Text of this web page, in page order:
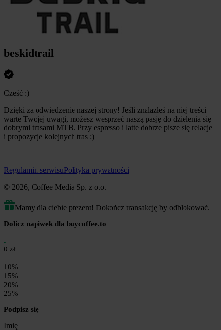
beskidtrail
Cześć :)
Dzięki za odwiedzenie naszej strony! Jeśli znalazłeś na niej treści
warte Twojej uwagi, możesz wesprzeć naszą pasję do dzielenia się
dobrymi trasami MTB. Przy espresso i latte dobrze pisze się relacje
i propozycje kolejnych tras :)
Regulamin serwisuPolityka prywatności
© 2026, Coffee Media Sp. z o.o.
Mamy dla ciebie prezent! Dokończ transakcję by odblokować.
Dolicz napiwek dla buycoffee.to
0 zł
10%
15%
20%
25%
Podpisz się
Imię